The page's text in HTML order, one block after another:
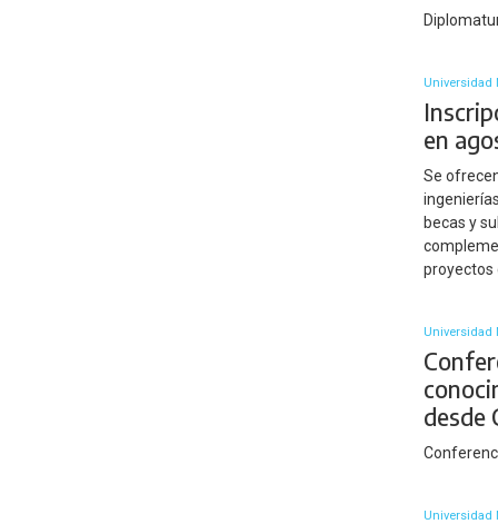
Universidad
en
Se
becas y
proyectos
Universidad
desde
Universidad